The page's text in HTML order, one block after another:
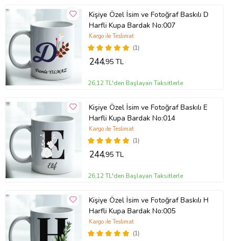
Kişiye Özel İsim ve Fotoğraf Baskılı D
Harfli Kupa Bardak No:007
(1)
Kargo ile Teslimat
244,95 TL
26,12 TL'den Başlayan Taksitlerle
Kişiye Özel İsim ve Fotoğraf Baskılı E
Harfli Kupa Bardak No:014
(1)
Kargo ile Teslimat
244,95 TL
26,12 TL'den Başlayan Taksitlerle
Kişiye Özel İsim ve Fotoğraf Baskılı H
Harfli Kupa Bardak No:005
(1)
Kargo ile Teslimat